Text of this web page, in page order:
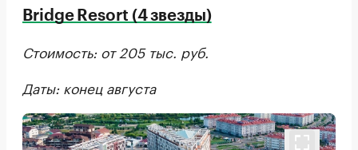
Bridge Resort (4 звезды)
Стоимость: от 205 тыс. руб.
Даты: конец августа